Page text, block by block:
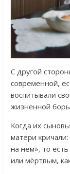
С другой
современной,
воспитывали
жизненной
Когда их
матери
на нём», то
или мёртвым,